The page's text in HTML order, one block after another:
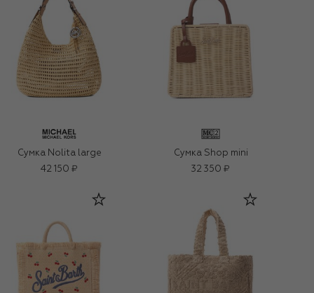
Сумка Nolita large
42 150 ₽
Сумка Shop mini
32 350 ₽